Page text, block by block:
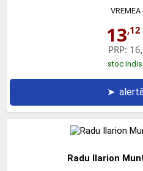
VREMEA
13,12
PRP:
stoc
➤
Radu Ilarion